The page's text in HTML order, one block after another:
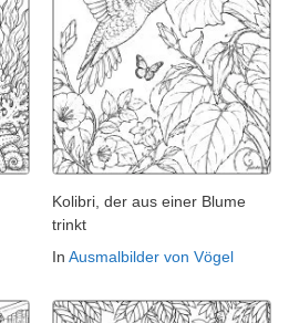
Kolibri, der aus einer Blume
trinkt
In Ausmalbilder von Vögel